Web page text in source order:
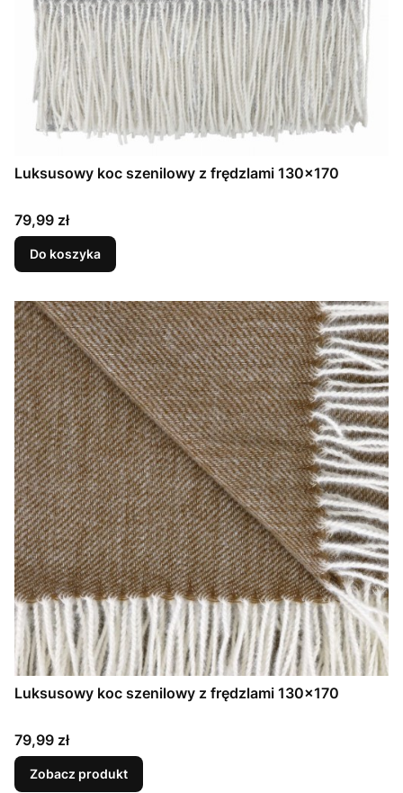
Luksusowy koc szenilowy z frędzlami 130x170
Cena
79,99 zł
Do koszyka
Luksusowy koc szenilowy z frędzlami 130x170
Cena
79,99 zł
Zobacz produkt